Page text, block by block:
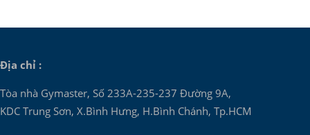
Địa chỉ :
Tòa nhà Gymaster, Số 233A-235-237 Đường 9A,
KDC Trung Sơn, X.Bình Hưng, H.Bình Chánh, Tp.HCM